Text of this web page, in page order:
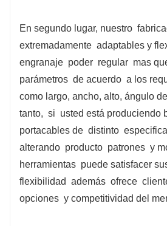
En segundo lugar, nuestro
extremadamente adaptables y
engranaje poder regular mas
parámetros de acuerdo a los
como largo, ancho, alto, ángulo
tanto, si usted está produciendo
portacables de distinto
alterando producto patrones y
herramientas puede satisfacer
flexibilidad además ofrece
opciones y competitividad del